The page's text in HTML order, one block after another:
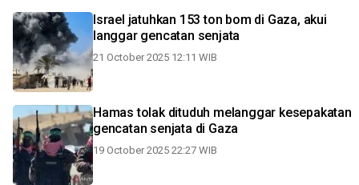
Israel jatuhkan 153 ton bom di Gaza, akui
langgar gencatan senjata
21 October 2025 12:11 WIB
Hamas tolak dituduh melanggar kesepakatan
gencatan senjata di Gaza
19 October 2025 22:27 WIB